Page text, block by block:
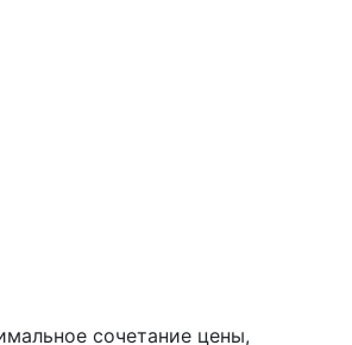
сочетание цены,